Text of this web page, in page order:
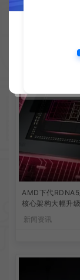
AMD下代
核心架构大幅升级
新闻资讯